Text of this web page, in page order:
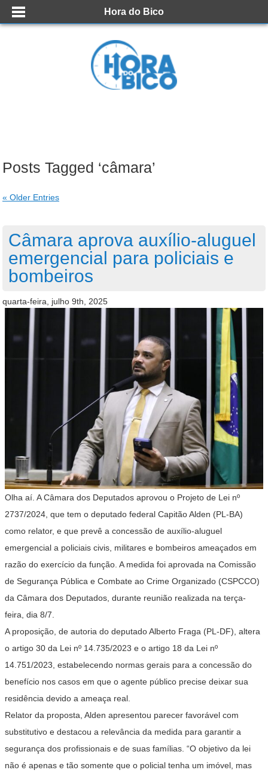
Hora do Bico
Posts Tagged ‘câmara’
« Older Entries
Câmara aprova auxílio-aluguel
emergencial para policiais e
bombeiros
quarta-feira, julho 9th, 2025
Olha aí. A Câmara dos Deputados aprovou o Projeto de Lei nº
2737/2024, que tem o deputado federal Capitão Alden (PL-BA)
como relator, e que prevê a concessão de auxílio-aluguel
emergencial a policiais civis, militares e bombeiros ameaçados em
razão do exercício da função. A medida foi aprovada na Comissão
de Segurança Pública e Combate ao Crime Organizado (CSPCCO)
da Câmara dos Deputados, durante reunião realizada na terça-
feira, dia 8/7.
A proposição, de autoria do deputado Alberto Fraga (PL-DF), altera
o artigo 30 da Lei nº 14.735/2023 e o artigo 18 da Lei nº
14.751/2023, estabelecendo normas gerais para a concessão do
benefício nos casos em que o agente público precise deixar sua
residência devido a ameaça real.
Relator da proposta, Alden apresentou parecer favorável com
substitutivo e destacou a relevância da medida para garantir a
segurança dos profissionais e de suas famílias. “O objetivo da lei
não é apenas e tão somente que o policial tenha um imóvel, mas